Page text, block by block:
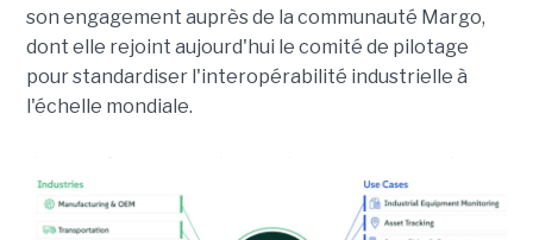
son engagement auprès de la communauté Margo,
dont elle rejoint aujourd'hui le comité de pilotage
pour standardiser l'interopérabilité industrielle à
l'échelle mondiale.